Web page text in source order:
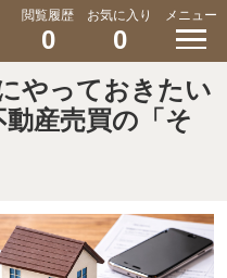
閲覧履歴
0
お気に入り
0
メニュー
やっておきたい
産売買の「そ